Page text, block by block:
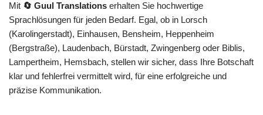
Mit 🔄 Guul Translations erhalten Sie hochwertige
Sprachlösungen für jeden Bedarf. Egal, ob in Lorsch
(Karolingerstadt), Einhausen, Bensheim, Heppenheim
(Bergstraße), Laudenbach, Bürstadt, Zwingenberg oder Biblis,
Lampertheim, Hemsbach, stellen wir sicher, dass Ihre Botschaft
klar und fehlerfrei vermittelt wird, für eine erfolgreiche und
präzise Kommunikation.